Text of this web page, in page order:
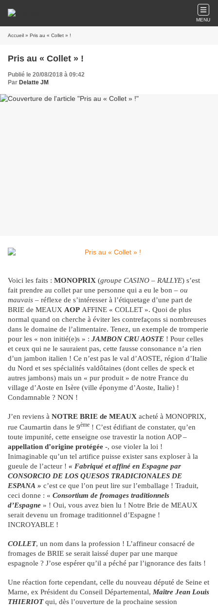
MENU
Accueil » Pris au « Collet » !
Pris au « Collet » !
Publié le 20/08/2018 à 09:42
Par Delatte JM
Voici les faits : MONOPRIX (groupe CASINO – RALLYE) s’est
fait prendre au collet par une personne qui a eu le bon – ou
mauvais – réflexe de s’intéresser à l’étiquetage d’une part de
BRIE de MEAUX AOP AFFINE « COLLET ». Quoi de plus
normal quand on cherche à éviter les contrefaçons si nombreuses
dans le domaine de l’alimentaire. Tenez, un exemple de tromperie
pour les « non initié(e)s » : JAMBON CRU AOSTE ! Pour celles
et ceux qui ne le sauraient pas, cette fausse consonance n’a rien
d’un jambon italien ! Ce n’est pas le val d’AOSTE, région d’Italie
du Nord et ses spécialités valdôtaines (dont celles de speck et
autres jambons) mais un « pur produit » de notre France du
village d’Aoste en Isère (ville éponyme d’Aoste, Italie) !
Condamnable ? NON !
J’en reviens à NOTRE BRIE de MEAUX acheté à MONOPRIX,
rue Caumartin dans le 9ème ! C’est édifiant de constater, qu’en
toute impunité, cette enseigne ose travestir la notion AOP –
appellation d’origine protégée -, ose violer la loi !
Inimaginable qu’un tel artifice puisse exister sans exploser à la
gueule de l’acteur ! « Fabriqué et affiné en Espagne par
CONSORCIO DE LOS QUESOS TRADICIONALES DE
ESPANA » c’est ce que l’on peut lire sur l’emballage ! Traduit,
ceci donne : « Consortium de fromages traditionnels
d’Espagne » ! Oui, vous avez bien lu ! Notre Brie de MEAUX
serait devenu un fromage traditionnel d’Espagne !
INCROYABLE !
COLLET, un nom dans la profession ! L’affineur consacré de
fromages de BRIE se serait laissé duper par une marque
espagnole ? J’ose espérer qu’il a péché par l’ignorance des faits !
Une réaction forte cependant, celle du nouveau député de Seine et
Marne, ex Président du Conseil Départemental, Maître Jean Louis
THIERIOTqui, dès l’ouverture de la prochaine session